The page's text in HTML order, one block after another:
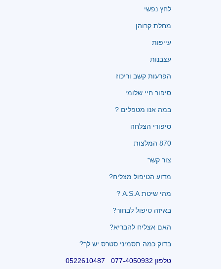
לחץ נפשי
מחלת קרוהן
עייפות
עצבנות
הפרעות קשב וריכוז
סיפור חיי שלומי
במה אנו מטפלים ?
סיפורי הצלחה
870 המלצות
צור קשר
מדוע הטיפול מצליח?
מהי שיטת A.S.A ?
באיזה טיפול לבחור?
האם אצליח להבריא?
בדוק כמה תסמיני סטרס יש לך?
טלפון 077-4050932 0522610487